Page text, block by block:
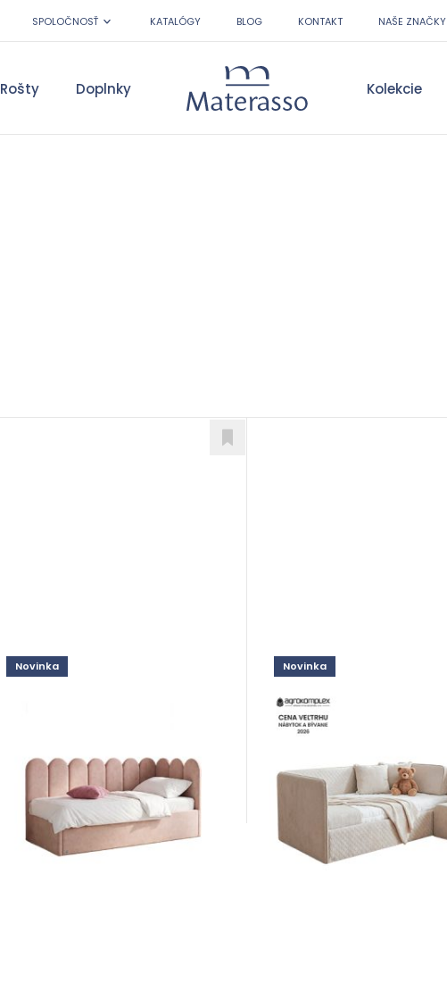
SPOLOČNOSŤ KATALÓGY BLOG KONTAKT NAŠE ZNAČKY
Materasso Kolekcie
Rošty Doplnky
Novinka Novinka
Beri
Postele
od 909,00€